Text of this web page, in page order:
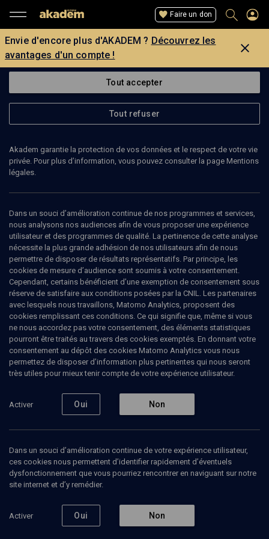
Faire un don
Envie d'encore plus d'AKADEM ? Découvrez les
avantages d'un compte !
président du Consistoire central
Joël Mergui, dermatologue de profession, a été président du
Consistoire de Paris et est Président du Consistoire Central depuis
2008.
Ajouter Partager J’aime
Tous 23 Vidéos 23
Vidéos
médicale et spirituelle
VIE JUIVE
homme
là où il n'y
avait plus
CULTURE
Tout accepter
Tout refuser
Akadem garantie la protection de vos données et le respect de votre vie
privée. Pour plus d’information, vous pouvez consulter la page Mentions
légales.
Dans un souci d’amélioration continue de nos programmes et services,
nous analysons nos audiences afin de vous proposer une expérience
utilisateur et des programmes de qualité. La pertinence de cette analyse
nécessite la plus grande adhésion de nos utilisateurs afin de nous
permettre de disposer de résultats représentatifs. Par principe, les
cookies de mesure d’audience sont soumis à votre consentement.
Cependant, certains bénéficient d’une exemption de consentement sous
réserve de satisfaire aux conditions posées par la CNIL. Les partenaires
avec lesquels nous travaillons, Matomo Analytics, proposent des
cookies remplissant ces conditions. Ce qui signifie que, même si vous
ne nous accordez pas votre consentement, des éléments statistiques
pourront être traités au travers des cookies exemptés. En donnant votre
consentement au dépôt des cookies Matomo Analytics vous nous
permettez de disposer d’information plus pertinentes qui nous seront
très utiles pour mieux tenir compte de votre expérience utilisateur.
Activer Oui Non
Dans un souci d’amélioration continue de votre expérience utilisateur,
ces cookies nous permettent d’identifier rapidement d’éventuels
dysfonctionnement que vous pourriez rencontrer en naviguant sur notre
site internet et d’y remédier.
Activer Oui Non